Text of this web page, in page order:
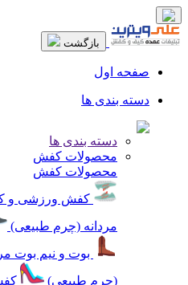
بازگشت
صفحه اول
دسته بندی ها
دسته بندی ها
محصولات کفش
محصولات کفش
کفش ورزشی و
مردانه (چرم طبیعی)
بوت و نیم بوت
(چرم طبیعی)